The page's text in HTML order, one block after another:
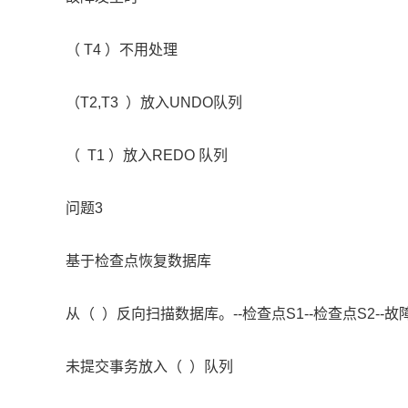
（ T4 ）不用处理
（T2,T3 ）放入UNDO队列
（ T1 ）放入REDO 队列
问题3
基于检查点恢复数据库
从（ ）反向扫描数据库。--检查点S1--检查点S2--故
未提交事务放入（ ）队列